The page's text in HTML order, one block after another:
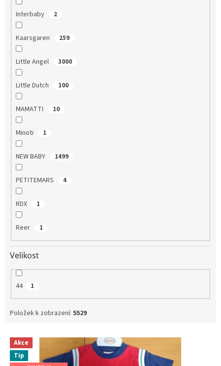
Interbaby 2
Kaarsgaren 259
Little Angel 3000
Little Dutch 100
MAMATTI 10
Minoti 1
NEW BABY 1499
PETITEMARS 4
RDX 1
Reer 1
Velikost
44 1
Položek k zobrazení: 5529
V
p
Akce
Tip